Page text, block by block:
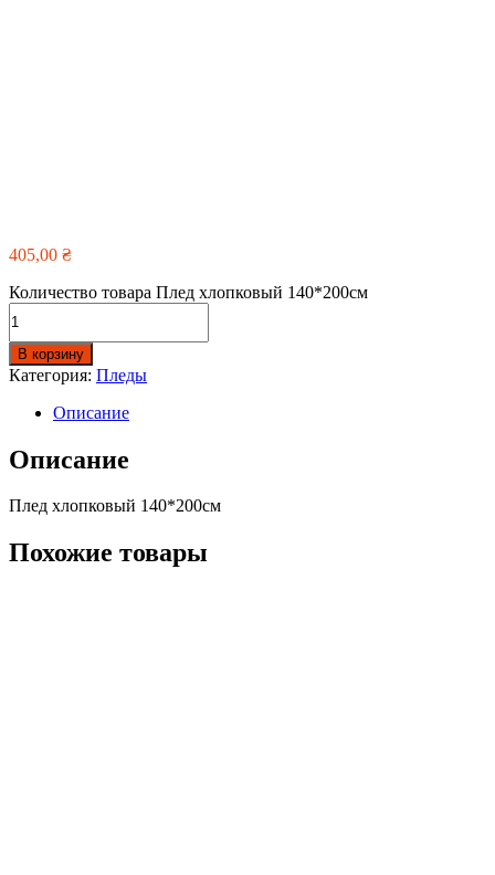
405,00 ₴
Количество товара Плед хлопковый 140*200см
В корзину
Категория: Пледы
Описание
Описание
Плед хлопковый 140*200см
Похожие товары